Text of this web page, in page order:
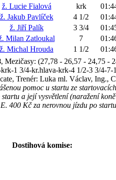
ž. Lucie Fialová krk
ž. Jakub Pavlíček 4 1/2
ž. Jiří Palík 3 3/4
Milan Zatloukal 7
ž. Michal Hrouda 1 1/2
, Mezičasy: (27,78 - 26,57 - 24,75 -
1 3/4-kr.hlava-krk-4 1/2-3 3/4-7-
Trenér: Luka ml. Václav, Ing.,
pomoc u startu ze
a její vysvětlení (naražení
400 Kč za nerovnou jízdu po
Dostihová komise: